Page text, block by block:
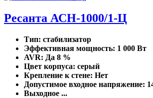
Ресанта АСН-1000/1-Ц
Тип: стабилизатор
Эффективная мощность: 1 000 Вт
AVR: Да 8 %
Цвет корпуса: серый
Крепление к стене: Нет
Допустимое входное напряжение:
Выходное ...